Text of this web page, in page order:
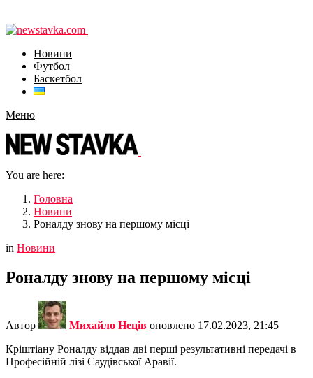
Новини
Футбол
Баскетбол
Меню
You are here:
Головна
Новини
Роналду знову на першому місці
in Новини
Роналду знову на першому місці
Автор Михайло Неців оновлено 17.02.2023, 21:45
Кріштіану Роналду віддав дві перші результативні передачі в
Професійній лізі Саудівської Аравії.